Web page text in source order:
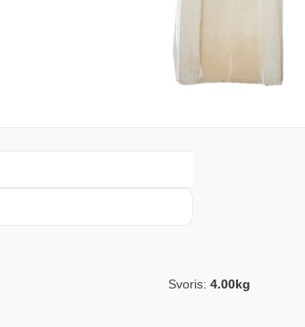
Svoris: 4.00kg